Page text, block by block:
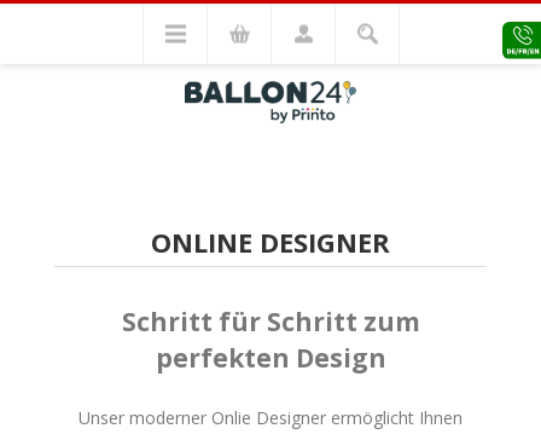
ONLINE DESIGNER
Schritt für Schritt zum
perfekten Design
Unser moderner Onlie Designer ermöglicht Ihnen